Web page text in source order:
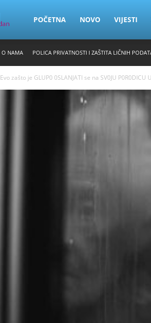
Zena
POČETNA NOVO VIJESTI
O NAMA POLICA PRIVATNOSTI I ZAŠTITA LIČNIH
Evo zašto je GLUP0 0SLANJATI se na SV0JU P0R0DICU